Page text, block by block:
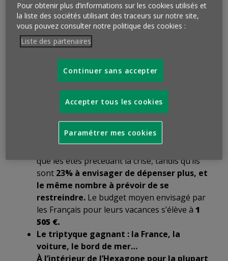
Entre enthousiasme et difficultés à se
projeter, le cœur des Français balance.
La moitié des Français (50%) manifestent
joie grandissante
dernier) à l’approche de l’été, mais ils sont
encore nombreux à avoirplus de mal à se
projeter dans leurs vacances que par le
(48% de ceux qui souhaitent partir).
Budget vacances : entre l’envie de
compenser les restrictions passées et le
maintien des contraintes liées à la crise.
que les étés précédant la crise, tandis qu’ils
sont 23% à envisager de dépenser plus, et
le même nombre à prévoir de se
restreindre. Le budget moyen envisagé par
les Français pour leurs vacances s’élève à 1
505 €.
Le triptyque gagnant : la France, la
voiture, le bord de mer…
À l’intérieur de l’Hexagone pour la plupart
Pour obtenir plus d’informations sur les cookies utilisés et
la liste des sociétés utilisant des traceurs sur notre site,
vous pouvez consulter notre politique des cookies :
Liste des partenaires
Continuer sans accepter
Accepter tous les cookies
Paramétrer mes cookies